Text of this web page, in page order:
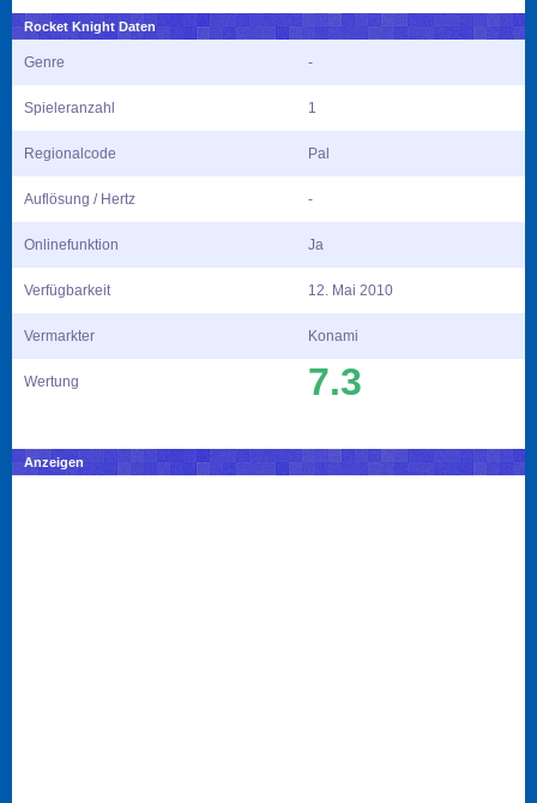
Rocket Knight Daten
Genre -
Spieleranzahl 1
Regionalcode Pal
Auflösung / Hertz -
Onlinefunktion Ja
Verfügbarkeit 12. Mai 2010
Vermarkter Konami
Wertung 7.3
Anzeigen